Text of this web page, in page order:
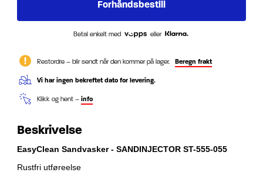
Betal enkelt med eller
Restordre – blir sendt når den kommer på lager. Beregn frakt
Vi har ingen bekreftet dato for levering.
Klikk og hent – info
Beskrivelse
EasyClean Sandvasker - SANDINJECTOR ST-555-055
Rustfri utføreelse